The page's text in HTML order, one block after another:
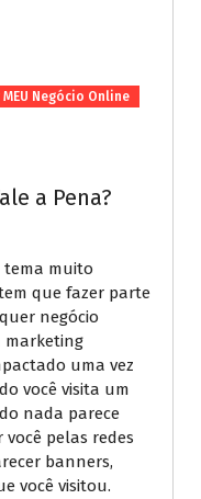
Negócio Online
a Pena?
tema muito
que fazer parte
negócio
marketing
uma vez
você visita um
nada parece
você pelas redes
banners,
você visitou.